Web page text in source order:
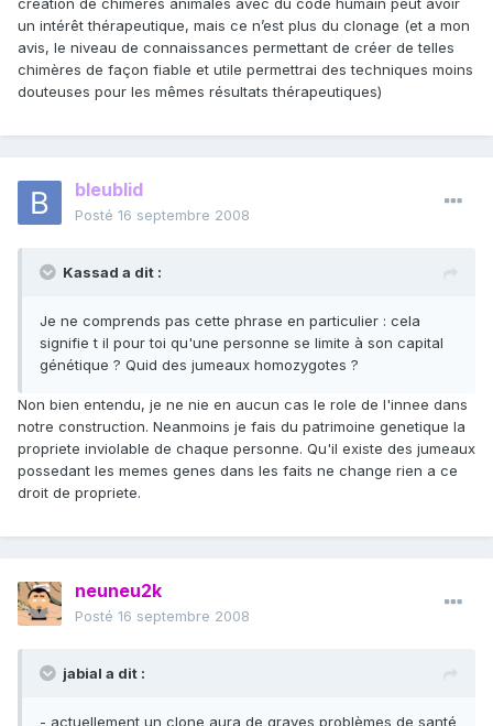
création de chimères animales avec du code humain peut avoir
un intérêt thérapeutique, mais ce n’est plus du clonage (et a mon
avis, le niveau de connaissances permettant de créer de telles
chimères de façon fiable et utile permettrai des techniques moins
douteuses pour les mêmes résultats thérapeutiques)
bleublid
Posté 16 septembre 2008
Kassad a dit :
Je ne comprends pas cette phrase en particulier : cela
signifie t il pour toi qu'une personne se limite à son capital
génétique ? Quid des jumeaux homozygotes ?
Non bien entendu, je ne nie en aucun cas le role de l'innee dans
notre construction. Neanmoins je fais du patrimoine genetique la
propriete inviolable de chaque personne. Qu'il existe des jumeaux
possedant les memes genes dans les faits ne change rien a ce
droit de propriete.
neuneu2k
Posté 16 septembre 2008
jabial a dit :
- actuellement un clone aura de graves problèmes de santé